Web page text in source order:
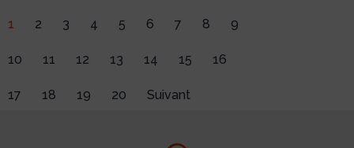
1 2 3 4 5 6 7 8 9
10 11 12 13 14 15 16
17 18 19 20 Suivant